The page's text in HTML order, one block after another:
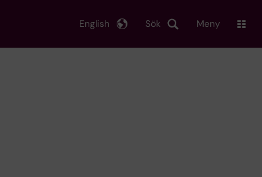
Sök
English Meny